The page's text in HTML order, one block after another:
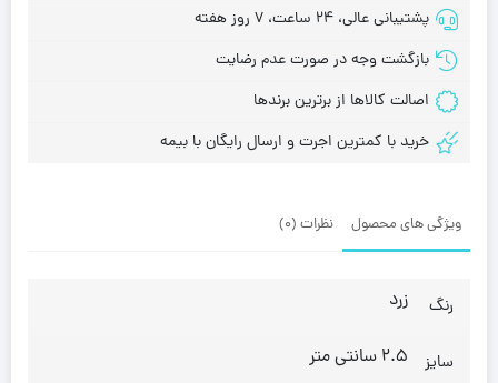
پشتیبانی عالی، 24 ساعت، 7 روز هفته
بازگشت وجه در صورت عدم رضایت
اصالت کالاها از برترین برندها
خرید با کمترین اجرت و ارسال رایگان با بیمه
ویژگی های محصول نظرات (0)
رنگ زرد
سایز 2.5 سانتی متر